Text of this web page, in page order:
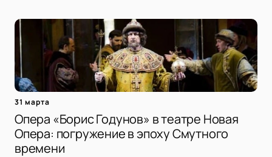
31 марта
Опера «Борис Годунов» в театре Новая
Опера: погружение в эпоху Смутного
времени